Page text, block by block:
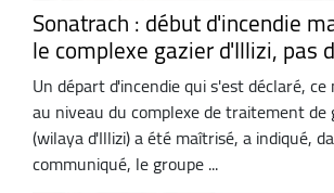
Sonatrach : début d'incendie
le complexe gazier d'Illizi, pas
Un départ d'incendie qui s'est déclaré,
au niveau du complexe de traitement de
(wilaya d'Illizi) a été maîtrisé, a indiqué,
communiqué, le groupe ...